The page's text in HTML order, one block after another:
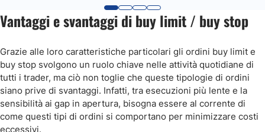
Vantaggi e svantaggi di buy limit / buy stop
Grazie alle loro caratteristiche particolari gli ordini buy limit e
buy stop svolgono un ruolo chiave nelle attività quotidiane di
tutti i trader, ma ciò non toglie che queste tipologie di ordini
siano prive di svantaggi. Infatti, tra esecuzioni più lente e la
sensibilità ai gap in apertura, bisogna essere al corrente di
come questi tipi di ordini si comportano per minimizzare costi
eccessivi.